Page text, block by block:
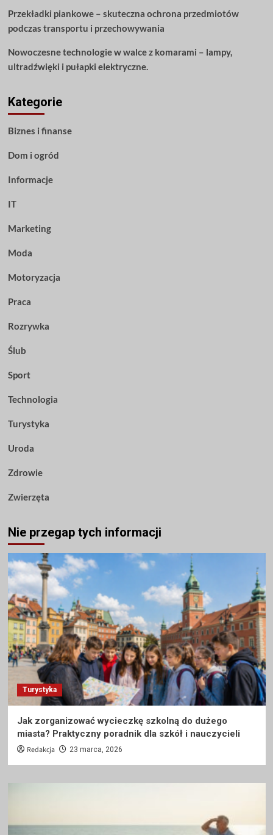
Przekładki piankowe – skuteczna ochrona przedmiotów
podczas transportu i przechowywania
Nowoczesne technologie w walce z komarami – lampy,
ultradźwięki i pułapki elektryczne.
Kategorie
Biznes i finanse
Dom i ogród
Informacje
IT
Marketing
Moda
Motoryzacja
Praca
Rozrywka
Ślub
Sport
Technologia
Turystyka
Uroda
Zdrowie
Zwierzęta
Nie przegap tych informacji
Turystyka
Jak zorganizować wycieczkę szkolną do dużego
miasta? Praktyczny poradnik dla szkół i nauczycieli
Redakcja 23 marca, 2026